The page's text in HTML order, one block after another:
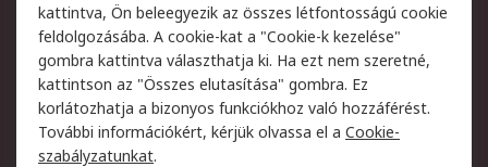
Adatvédelmi
szabályzat
Az RS értékesítési
feltételei
Cookie szabályzat
Email biztonság
Webhelyre vonatkozó
feltételek
Weboldal felhasználói
szabályzata
kattintva, Ön beleegyezik az összes létfontosságú cookie
feldolgozásába. A cookie-kat a "Cookie-k kezelése"
gombra kattintva választhatja ki. Ha ezt nem szeretné,
kattintson az "Összes elutasítása" gombra. Ez
korlátozhatja a bizonyos funkciókhoz való hozzáférést.
További információkért, kérjük olvassa el a Cookie-
szabályzatunkat.